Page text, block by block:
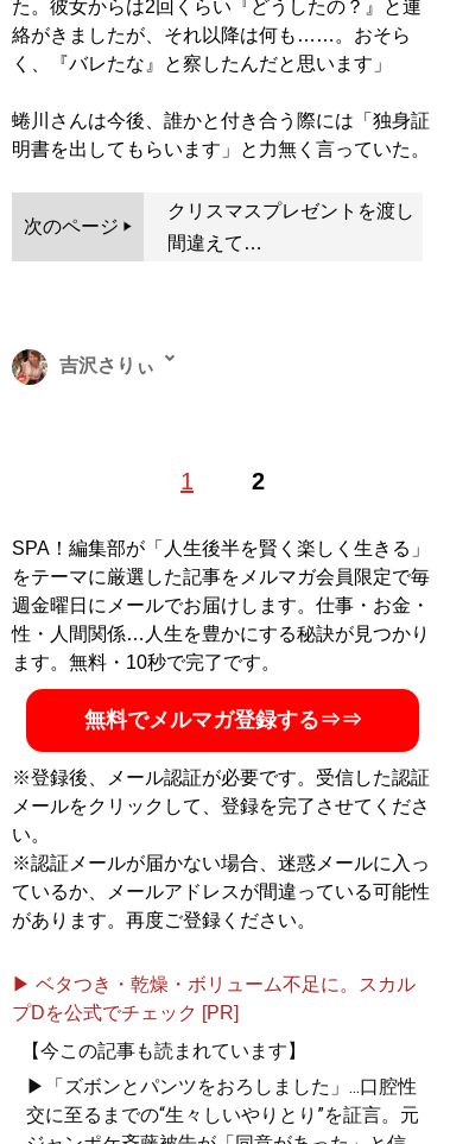
た。彼女からは2回くらい『どうしたの？』と連
絡がきましたが、それ以降は何も……。おそら
く、『バレたな』と察したんだと思います」
蜷川さんは今後、誰かと付き合う際には「独身証
明書を出してもらいます」と力無く言っていた。
次のページ
クリスマスプレゼントを渡し
間違えて…
1 2
吉沢さりぃ
』（イースト・プレス）、『現役
話』、『現役グラドルがカラダを張って体験してきまし
た 』（ともに彩図社）などがある。趣味は飲酒、箱根駅
伝、少女漫画。X（旧Twitter）：
@sally_y0720
記事一覧へ
SPA！編集部が「人生後半を賢く楽しく生きる」
をテーマに厳選した記事をメルマガ会員限定で毎
週金曜日にメールでお届けします。仕事・お金・
性・人間関係…人生を豊かにする秘訣が見つかり
ます。無料・10秒で完了です。
無料でメルマガ登録する⇒⇒
※登録後、メール認証が必要です。受信した認証
メールをクリックして、登録を完了させてくださ
い。
※認証メールが届かない場合、迷惑メールに入っ
ているか、メールアドレスが間違っている可能性
があります。再度ご登録ください。
▶ ベタつき・乾燥・ボリューム不足に。スカル
プDを公式でチェック [PR]
【今この記事も読まれています】
▶「ズボンとパンツをおろしました」...口腔性
交に至るまでの“生々しいやりとり”を証言。元